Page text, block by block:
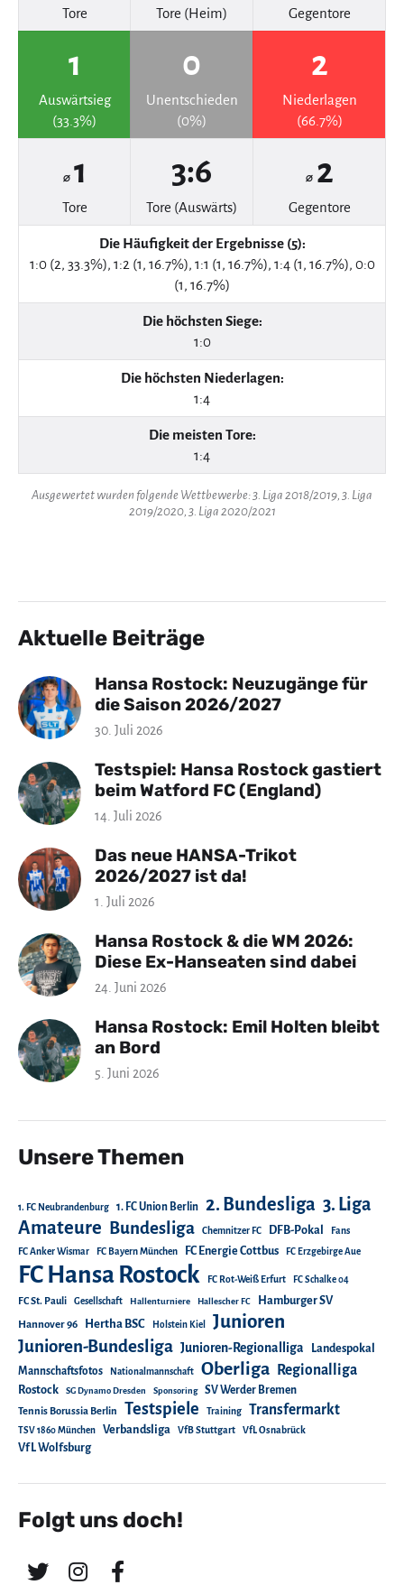
Tore Tore (Heim) Gegentore
1
Auswärtsieg
(33.3%)
0
Unentschieden
(0%)
2
Niederlagen
(66.7%)
⌀ 1
Tore
3:6
Tore (Auswärts)
⌀ 2
Gegentore
Die Häufigkeit der Ergebnisse (5):
1:0 (2, 33.3%), 1:2 (1, 16.7%), 1:1 (1, 16.7%), 1:4 (1, 16.7%), 0:0
(1, 16.7%)
Die höchsten Siege:
1:0
Die höchsten Niederlagen:
1:4
Die meisten Tore:
1:4
Ausgewertet wurden folgende Wettbewerbe: 3. Liga 2018/2019, 3. Liga
2019/2020, 3. Liga 2020/2021
Aktuelle Beiträge
Hansa Rostock: Neuzugänge für
die Saison 2026/2027
30. Juli 2026
Testspiel: Hansa Rostock gastiert
beim Watford FC (England)
14. Juli 2026
Das neue HANSA-Trikot
2026/2027 ist da!
1. Juli 2026
Hansa Rostock & die WM 2026:
Diese Ex-Hanseaten sind dabei
24. Juni 2026
Hansa Rostock: Emil Holten bleibt
an Bord
5. Juni 2026
Unsere Themen
1. FC Neubrandenburg 1. FC Union Berlin 2. Bundesliga 3. Liga
Amateure Bundesliga Chemnitzer FC DFB-Pokal Fans
FC Anker Wismar FC Bayern München FC Energie Cottbus FC Erzgebirge Aue
FC Hansa Rostock FC Rot-Weiß Erfurt FC Schalke 04
FC St. Pauli Gesellschaft Hallenturniere Hallescher FC Hamburger SV
Hannover 96 Hertha BSC Holstein Kiel Junioren
Junioren-Bundesliga Junioren-Regionalliga
Landespokal
Mannschaftsfotos
Nationalmannschaft Oberliga Regionalliga
Rostock SG Dynamo Dresden Sponsoring SV Werder Bremen
Tennis Borussia Berlin Testspiele Training Transfermarkt
TSV 1860 München Verbandsliga VfB Stuttgart VfL Osnabrück
VfL Wolfsburg
Folgt uns doch!